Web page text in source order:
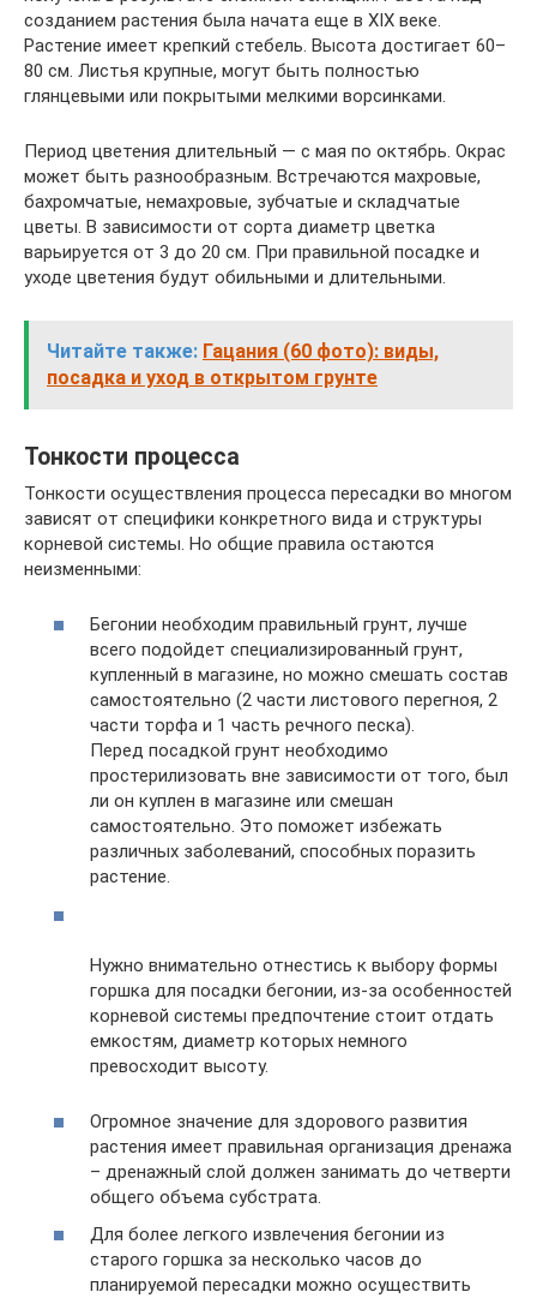
созданием растения была начата еще в XIX веке.
Растение имеет крепкий стебель. Высота достигает 60–
80 см. Листья крупные, могут быть полностью
глянцевыми или покрытыми мелкими ворсинками.
Период цветения длительный — с мая по октябрь. Окрас
может быть разнообразным. Встречаются махровые,
бахромчатые, немахровые, зубчатые и складчатые
цветы. В зависимости от сорта диаметр цветка
варьируется от 3 до 20 см. При правильной посадке и
уходе цветения будут обильными и длительными.
Читайте также: Гацания (60 фото): виды,
посадка и уход в открытом грунте
Тонкости процесса
Тонкости осуществления процесса пересадки во многом
зависят от специфики конкретного вида и структуры
корневой системы. Но общие правила остаются
неизменными:
Бегонии необходим правильный грунт, лучше
всего подойдет специализированный грунт,
купленный в магазине, но можно смешать состав
самостоятельно (2 части листового перегноя, 2
части торфа и 1 часть речного песка).
Перед посадкой грунт необходимо
простерилизовать вне зависимости от того, был
ли он куплен в магазине или смешан
самостоятельно. Это поможет избежать
различных заболеваний, способных поразить
растение.
Нужно внимательно отнестись к выбору формы
горшка для посадки бегонии, из-за особенностей
корневой системы предпочтение стоит отдать
емкостям, диаметр которых немного
превосходит высоту.
Огромное значение для здорового развития
растения имеет правильная организация дренажа
– дренажный слой должен занимать до четверти
общего объема субстрата.
Для более легкого извлечения бегонии из
старого горшка за несколько часов до
планируемой пересадки можно осуществить